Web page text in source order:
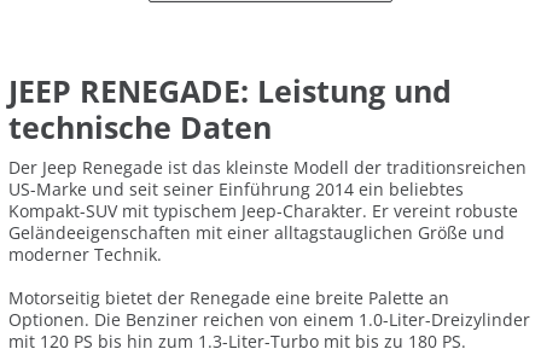
JEEP RENEGADE: Leistung und
technische Daten
Der Jeep Renegade ist das kleinste Modell der traditionsreichen
US-Marke und seit seiner Einführung 2014 ein beliebtes
Kompakt-SUV mit typischem Jeep-Charakter. Er vereint robuste
Geländeeigenschaften mit einer alltagstauglichen Größe und
moderner Technik.
Motorseitig bietet der Renegade eine breite Palette an
Optionen. Die Benziner reichen von einem 1.0-Liter-Dreizylinder
mit 120 PS bis hin zum 1.3-Liter-Turbo mit bis zu 180 PS.